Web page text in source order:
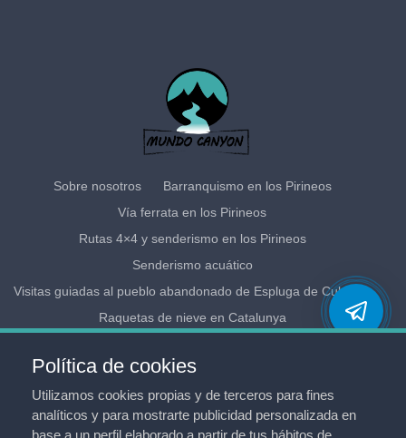
Sobre nosotros
Barranquismo en los Pirineos
Vía ferrata en los Pirineos
Rutas 4×4 y senderismo en los Pirineos
Senderismo acuático
Visitas guiadas al pueblo abandonado de Espluga de Cuberes
Raquetas de nieve en Catalunya
Cursos de formación
Localización
Política de empresa
Política de cookies
Política de privacidad
Política de cookies
Utilizamos cookies propias y de terceros para fines
analíticos y para mostrarte publicidad personalizada en
base a un perfil elaborado a partir de tus hábitos de